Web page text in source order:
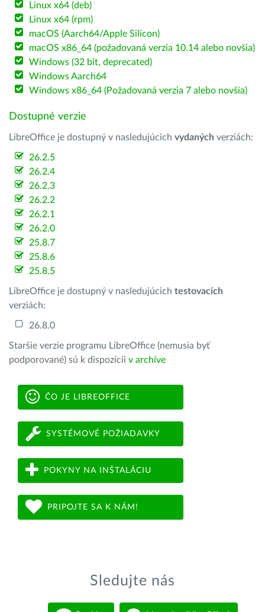
Linux x64 (deb)
Linux x64 (rpm)
macOS (Aarch64/Apple Silicon)
macOS x86_64 (požadovaná verzia 10.14 alebo novšia)
Windows (32 bit, deprecated)
Windows Aarch64
Windows x86_64 (Požadovaná verzia 7 alebo novšia)
Dostupné verzie
LibreOffice je dostupný v nasledujúcich vydaných verziách:
26.2.5
26.2.4
26.2.3
26.2.2
26.2.1
26.2.0
25.8.7
25.8.6
25.8.5
LibreOffice je dostupný v nasledujúcich testovacích
verziách:
26.8.0
Staršie verzie programu LibreOffice (nemusia byť
podporované) sú k dispozícii v archíve
ČO JE LIBREOFFICE
SYSTÉMOVÉ POŽIADAVKY
POKYNY NA INŠTALÁCIU
PRIPOJTE SA K NÁM!
Sledujte nás